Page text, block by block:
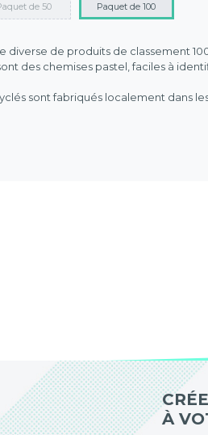
de 50 Paquet de 100
diverse de produits de classement
des chemises pastel, faciles à
sont fabriqués localement dans
À